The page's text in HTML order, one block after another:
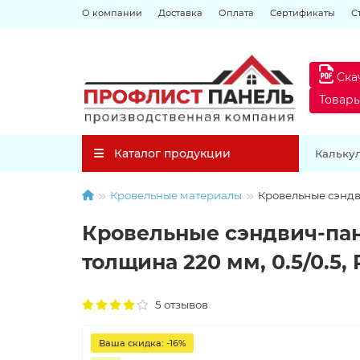
О компании Доставка Оплата Сертификаты
Каталог продукции
Кровельные материалы Кровельные
Кровельные сэндвич-
толщина 220 мм, 0.5/0.5,
5 отзывов
Ваша скидка: -16%